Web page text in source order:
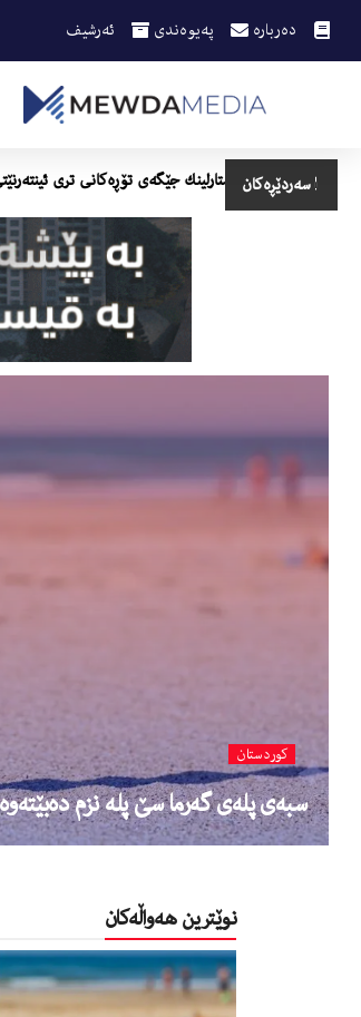
دەربارە پەیوەندی ئەرشیف
سەردێڕەکان
پلەی گەرما سێ‌ پلە نزم دەبێتەوە ستارلینك جێگەی
کوردستان
سبەی پلەی گەرما سێ‌ پلە نزم دەبێتەوە
نوێترین هەواڵەکان